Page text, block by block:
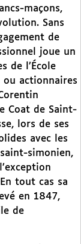
maçons,
Sans
de
joue un
de l’École
actionnaires
Coat de Saint-
lors de ses
avec les
simonien,
tout cas sa
en 1847,
de